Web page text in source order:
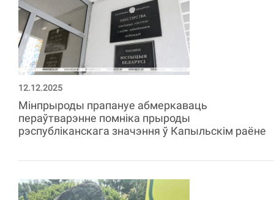
12.12.2025
Мінпрыроды прапануе абмеркаваць
пераўтварэнне помніка прыроды
рэспубліканскага значэння ў Капыльскім раёне